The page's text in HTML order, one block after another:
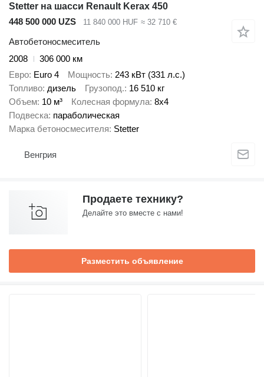
Stetter на шасси Renault Kerax 450
448 500 000 UZS
11 840 000 HUF ≈ 32 710 €
Автобетоносмеситель
2008
306 000 км
Евро Euro 4 Мощность 243 кВт (331 л.с.)
Топливо дизель Грузопод. 16 510 кг
Объем 10 м³ Колесная формула 8x4
Подвеска параболическая
Марка бетоносмесителя Stetter
Венгрия
Продаете технику?
Делайте это вместе с нами!
Разместить объявление